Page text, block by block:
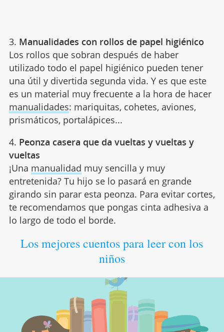
3. Manualidades con rollos de papel higiénico
Los rollos que sobran después de haber
utilizado todo el papel higiénico pueden tener
una útil y divertida segunda vida. Y es que este
es un material muy frecuente a la hora de hacer
manualidades: mariquitas, cohetes, aviones,
prismáticos, portalápices...
4. Peonza casera que da vueltas y vueltas y
vueltas
¡Una manualidad muy sencilla y muy
entretenida? Tu hijo se lo pasará en grande
girando sin parar esta peonza. Para evitar cortes,
te recomendamos que pongas cinta adhesiva a
lo largo de todo el borde.
Los mejores cuentos para leer con los
niños